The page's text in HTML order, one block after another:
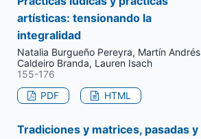
artísticas: tensionando la
integralidad
Natalia Burgueño Pereyra, Martín Andrés
Caldeiro Branda, Lauren Isach
155-176
PDF
HTML
Tradiciones y matrices, pasadas y